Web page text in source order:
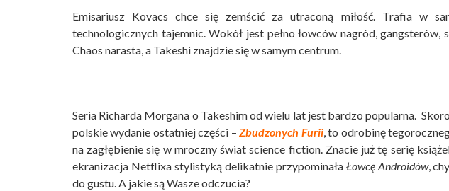
Emisariusz Kovacs chce się zemścić za utraconą miłość. Trafia w
technologicznych tajemnic. Wokół jest pełno łowców nagród,
Chaos narasta, a Takeshi znajdzie się w samym centrum.
Seria Richarda Morgana o Takeshim od wielu lat jest bardzo popularna.
polskie wydanie ostatniej części –Zbudzonych Furii, to odrobinę
na zagłębienie się w mroczny świat science fiction. Znacie już tę serię
ekranizacja Netflixa stylistyką delikatnie przypominała Łowcę Androidów,
do gustu. A jakie są Wasze odczucia?